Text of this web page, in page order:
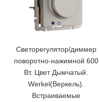
Светорегулятор/диммер
поворотно-нажимной 600
Вт. Цвет Дымчатый.
Werkel(Веркель).
Встраиваемые